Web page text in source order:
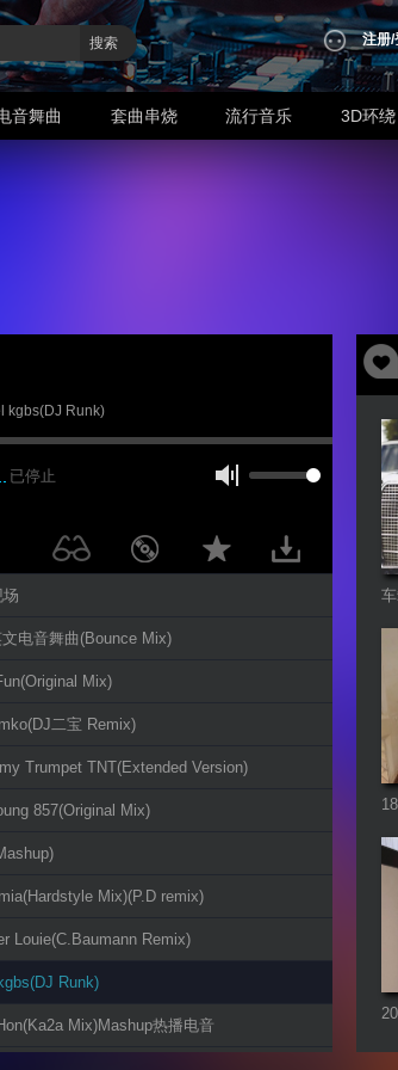
搜索 注册/
音舞曲 套曲串烧 流行音乐 3D环绕
kgbs(DJ Runk)
已停止
电音舞曲(Bounce Mix)
Mix)
二宝 Remix)
Trumpet TNT(Extended Version)
857(Original Mix)
Mix)(P.D remix)
Louie(C.Baumann Remix)
Runk)
Mix)Mashup热播电音